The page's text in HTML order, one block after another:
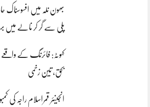
بھون نلہ میں
پلی سے گر کر نالے میں
کہوٹہ: فائرنگ کے
بحق، تین زخمی
انجینئر قمراسلام راجہ کی